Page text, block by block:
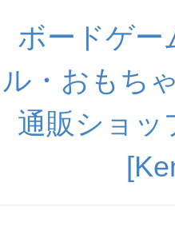
ボードゲー
ル・おもち
通販ショッ